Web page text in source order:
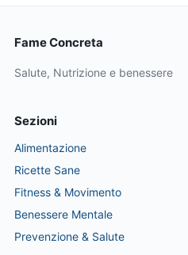
Fame Concreta
Salute, Nutrizione e benessere
Sezioni
Alimentazione
Ricette Sane
Fitness & Movimento
Benessere Mentale
Prevenzione & Salute